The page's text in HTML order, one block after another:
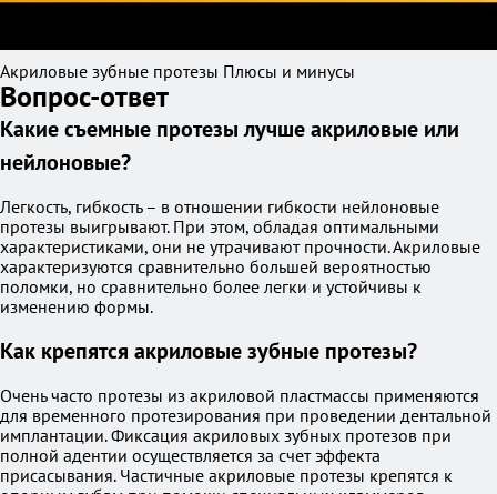
Акриловые зубные протезы Плюсы и минусы
Вопрос-ответ
Какие съемные протезы лучше акриловые или
нейлоновые?
Легкость, гибкость – в отношении гибкости нейлоновые
протезы выигрывают. При этом, обладая оптимальными
характеристиками, они не утрачивают прочности. Акриловые
характеризуются сравнительно большей вероятностью
поломки, но сравнительно более легки и устойчивы к
изменению формы.
Как крепятся акриловые зубные протезы?
Очень часто протезы из акриловой пластмассы применяются
для временного протезирования при проведении дентальной
имплантации. Фиксация акриловых зубных протезов при
полной адентии осуществляется за счет эффекта
присасывания. Частичные акриловые протезы крепятся к